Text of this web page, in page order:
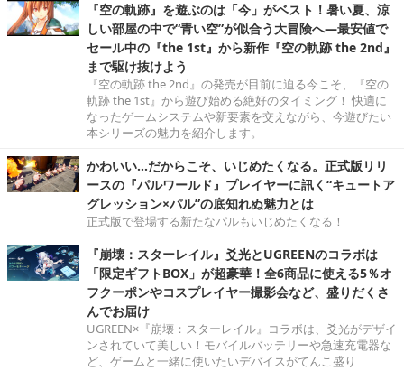
『空の軌跡』を遊ぶのは「今」がベスト！暑い夏、涼
しい部屋の中で“青い空”が似合う大冒険へ―最安値で
セール中の『the 1st』から新作『空の軌跡 the 2nd』
まで駆け抜けよう
『空の軌跡 the 2nd』の発売が目前に迫る今こそ、『空の
軌跡 the 1st』から遊び始める絶好のタイミング！ 快適に
なったゲームシステムや新要素を交えながら、今遊びたい
本シリーズの魅力を紹介します。
かわいい…だからこそ、いじめたくなる。正式版リリ
ースの『パルワールド』プレイヤーに訊く“キュートア
グレッション×パル”の底知れぬ魅力とは
正式版で登場する新たなパルもいじめたくなる！
『崩壊：スターレイル』爻光とUGREENのコラボは
「限定ギフトBOX」が超豪華！全6商品に使える5％オ
フクーポンやコスプレイヤー撮影会など、盛りだくさ
んでお届け
UGREEN×『崩壊：スターレイル』コラボは、爻光がデザイ
ンされていて美しい！モバイルバッテリーや急速充電器な
ど、ゲームと一緒に使いたいデバイスがてんこ盛り